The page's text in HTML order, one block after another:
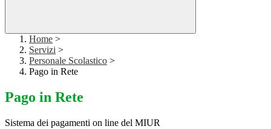
Home >
Servizi >
Personale Scolastico >
Pago in Rete
Pago in Rete
Sistema dei pagamenti on line del MIUR